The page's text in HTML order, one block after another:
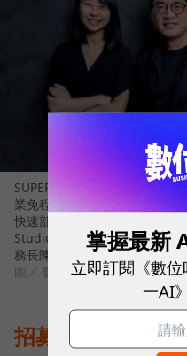
SUPER 8 Studio 推出能建立
業免程式，以自然語言描述需
快速部署。左起 SUPER 8
Studio 雲發互動科技創辦人暨
務長陳之逵
圖／ 數位時代
招募只是開始，AI
掌握最新
立即訂閱《數
一AI